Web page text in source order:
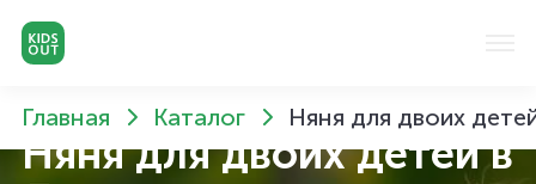
Главная Каталог Няня для двоих
Няня для двоих детей в